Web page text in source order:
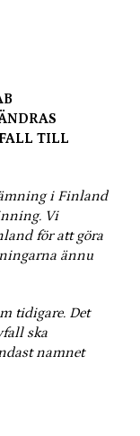
TILL
i Finland
Vi
för att göra
ännu
tidigare. Det
ska
namnet